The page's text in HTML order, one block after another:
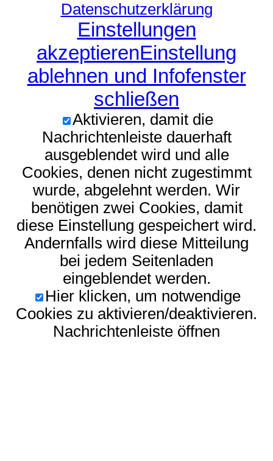
Datenschutzerklärung
Einstellungen
akzeptierenEinstellung
ablehnen und Infofenster
schließen
Aktivieren, damit die
Nachrichtenleiste dauerhaft
ausgeblendet wird und alle
Cookies, denen nicht zugestimmt
wurde, abgelehnt werden. Wir
benötigen zwei Cookies, damit
diese Einstellung gespeichert wird.
Andernfalls wird diese Mitteilung
bei jedem Seitenladen
eingeblendet werden.
Hier klicken, um notwendige
Cookies zu aktivieren/deaktivieren.
Nachrichtenleiste öffnen